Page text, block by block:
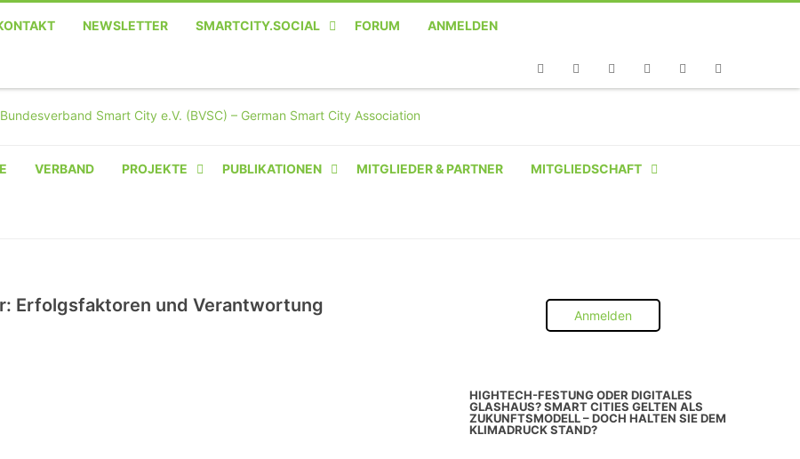
NEWSLETTER SMARTCITY.SOCIAL FORUM ANMELDEN
VERBAND PROJEKTE
CLAIRYFI-INDOORS: SMART
PUBLIKATIONEN MITGLIEDER & PARTNER MITGLIEDSCHAFT
INSTITUTION
UNTERNEHMEN MIT 11-50 MA
Erfolgsfaktoren und Verantwortung Anmelden
HIGHTECH-FESTUNG ODER DIGITALES
GLASHAUS? SMART CITIES GELTEN ALS
ZUKUNFTSMODELL – DOCH HALTEN SIE DEM
KLIMADRUCK STAND?